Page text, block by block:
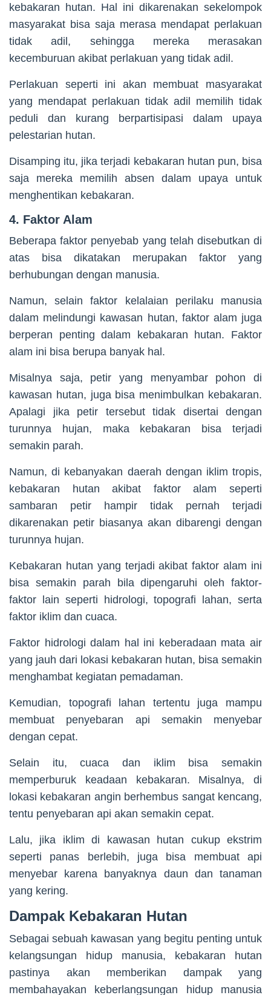
kebakaran hutan. Hal ini dikarenakan sekelompok
masyarakat bisa saja merasa mendapat perlakuan
tidak adil, sehingga mereka merasakan
kecemburuan akibat perlakuan yang tidak adil.
Perlakuan seperti ini akan membuat masyarakat
yang mendapat perlakuan tidak adil memilih tidak
peduli dan kurang berpartisipasi dalam upaya
pelestarian hutan.
Disamping itu, jika terjadi kebakaran hutan pun, bisa
saja mereka memilih absen dalam upaya untuk
menghentikan kebakaran.
4. Faktor Alam
Beberapa faktor penyebab yang telah disebutkan di
atas bisa dikatakan merupakan faktor yang
berhubungan dengan manusia.
Namun, selain faktor kelalaian perilaku manusia
dalam melindungi kawasan hutan, faktor alam juga
berperan penting dalam kebakaran hutan. Faktor
alam ini bisa berupa banyak hal.
Misalnya saja, petir yang menyambar pohon di
kawasan hutan, juga bisa menimbulkan kebakaran.
Apalagi jika petir tersebut tidak disertai dengan
turunnya hujan, maka kebakaran bisa terjadi
semakin parah.
Namun, di kebanyakan daerah dengan iklim tropis,
kebakaran hutan akibat faktor alam seperti
sambaran petir hampir tidak pernah terjadi
dikarenakan petir biasanya akan dibarengi dengan
turunnya hujan.
Kebakaran hutan yang terjadi akibat faktor alam ini
bisa semakin parah bila dipengaruhi oleh faktor-
faktor lain seperti hidrologi, topografi lahan, serta
faktor iklim dan cuaca.
Faktor hidrologi dalam hal ini keberadaan mata air
yang jauh dari lokasi kebakaran hutan, bisa semakin
menghambat kegiatan pemadaman.
Kemudian, topografi lahan tertentu juga mampu
membuat penyebaran api semakin menyebar
dengan cepat.
Selain itu, cuaca dan iklim bisa semakin
memperburuk keadaan kebakaran. Misalnya, di
lokasi kebakaran angin berhembus sangat kencang,
tentu penyebaran api akan semakin cepat.
Lalu, jika iklim di kawasan hutan cukup ekstrim
seperti panas berlebih, juga bisa membuat api
menyebar karena banyaknya daun dan tanaman
yang kering.
Dampak Kebakaran Hutan
Sebagai sebuah kawasan yang begitu penting untuk
kelangsungan hidup manusia, kebakaran hutan
pastinya akan memberikan dampak yang
membahayakan keberlangsungan hidup manusia